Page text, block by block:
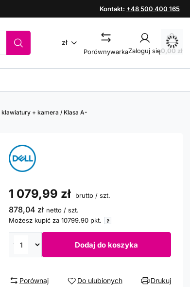
Kontakt: +48 500 400 165
zł
PorównywarkaZaloguj się0,00 zł
klawiatury + kamera / Klasa A-
1 079,99 zł brutto / szt.
878,04 zł netto / szt.
Możesz kupić za 10799.90 pkt.
Dodaj do koszyka
Porównaj Do ulubionych Drukuj